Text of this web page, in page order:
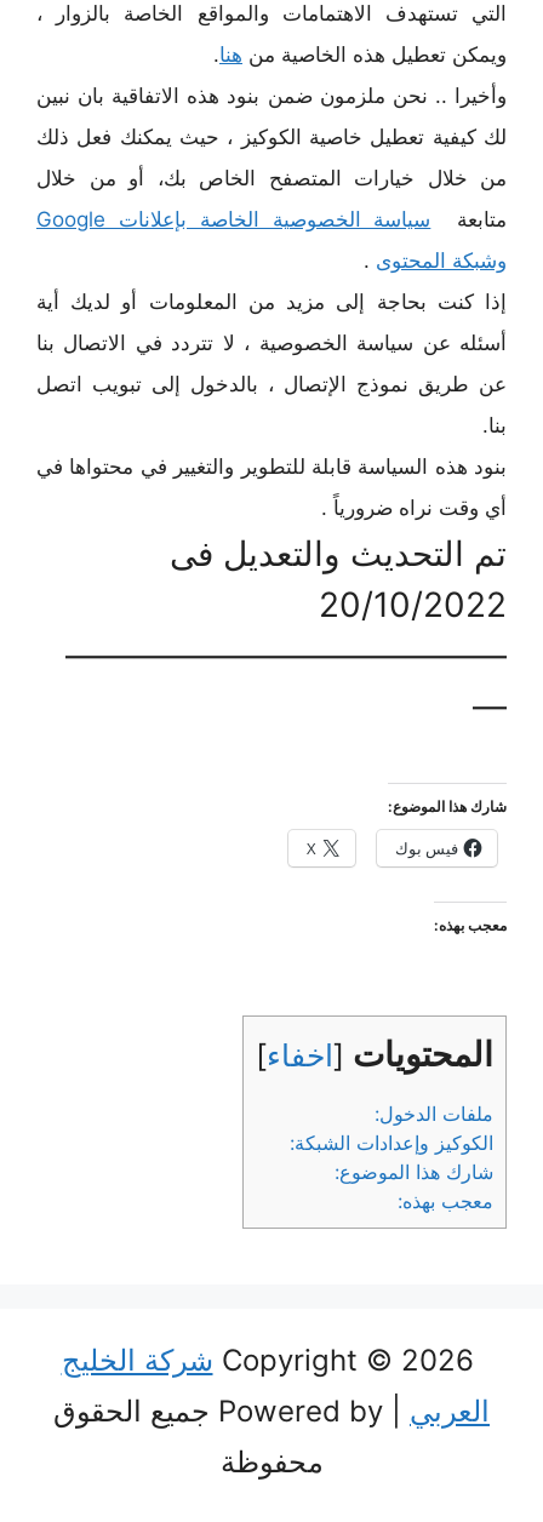
التي تستهدف الاهتمامات والمواقع الخاصة بالزوار ،
ويمكن تعطيل هذه الخاصية من هنا.
وأخيرا .. نحن ملزمون ضمن بنود هذه الاتفاقية بان نبين
لك كيفية تعطيل خاصية الكوكيز ، حيث يمكنك فعل ذلك
من خلال خيارات المتصفح الخاص بك، أو من خلال
متابعة
سياسة الخصوصية الخاصة بإعلانات Google
وشبكة المحتوى .
إذا كنت بحاجة إلى مزيد من المعلومات أو لديك أية
أسئله عن سياسة الخصوصية ، لا تتردد في الاتصال بنا
عن طريق نموذج الإتصال ، بالدخول إلى تبويب اتصل
بنا.
بنود هذه السياسة قابلة للتطوير والتغيير في محتواها في
أي وقت نراه ضرورياً .
تم التحديث والتعديل فى
20/10/2022
—————————————
—
شارك هذا الموضوع:
فيس بوك X
معجب بهذه:
المحتويات [اخفاء]
ملفات الدخول:
الكوكيز وإعدادات الشبكة:
شارك هذا الموضوع:
معجب بهذه:
شركة الخليج
العربي
| Powered by جميع الحقوق
محفوظة